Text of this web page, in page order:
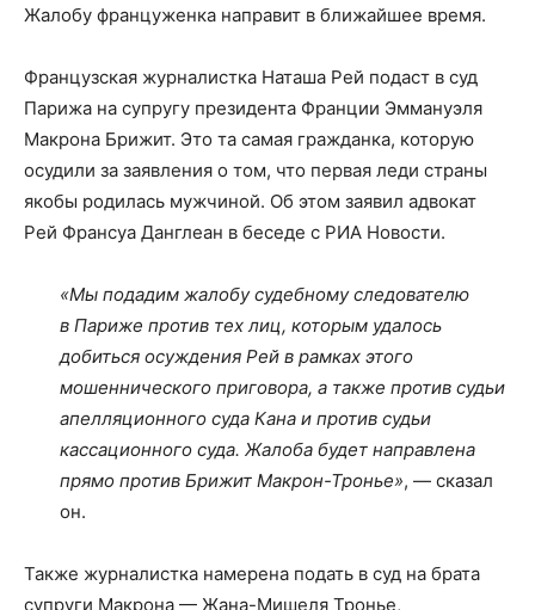
Жалобу француженка направит в ближайшее время.
Французская журналистка Наташа Рей подаст в суд
Парижа на супругу президента Франции Эммануэля
Макрона Брижит. Это та самая гражданка, которую
осудили за заявления о том, что первая леди страны
якобы родилась мужчиной. Об этом заявил адвокат
Рей Франсуа Данглеан в беседе с РИА Новости.
«Мы подадим жалобу судебному следователю
в Париже против тех лиц, которым удалось
добиться осуждения Рей в рамках этого
мошеннического приговора, а также против судьи
апелляционного суда Кана и против судьи
кассационного суда. Жалоба будет направлена
прямо против Брижит Макрон-Тронье», — сказал
он.
Также журналистка намерена подать в суд на брата
супруги Макрона — Жана-Мишеля Тронье,